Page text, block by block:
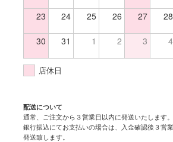
23 24 25 26 27 28
30 31 1 2 3 4
店休日
配送について
通常、ご注文から３営業日以内に発送いたします。
銀行振込にてお支払いの場合は、入金確認後３営
発送致します。